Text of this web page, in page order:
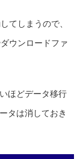
てしまうので、
ウンロードファ
ほどデータ移行
タは消しておき